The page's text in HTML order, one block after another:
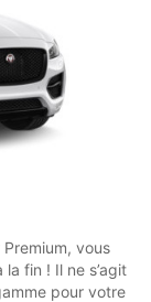
vous
fin ! Il ne s’agit
pour votre